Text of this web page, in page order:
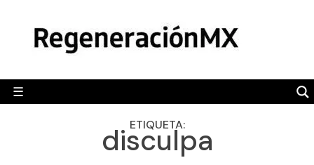
content
☰
POLÍTICA
CAMALEÓN
OPINIÓN
ETIQUETA:
disculpa